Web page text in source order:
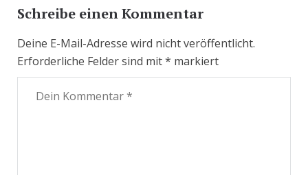
Schreibe einen Kommentar
Deine E-Mail-Adresse wird nicht veröffentlicht.
Erforderliche Felder sind mit* markiert